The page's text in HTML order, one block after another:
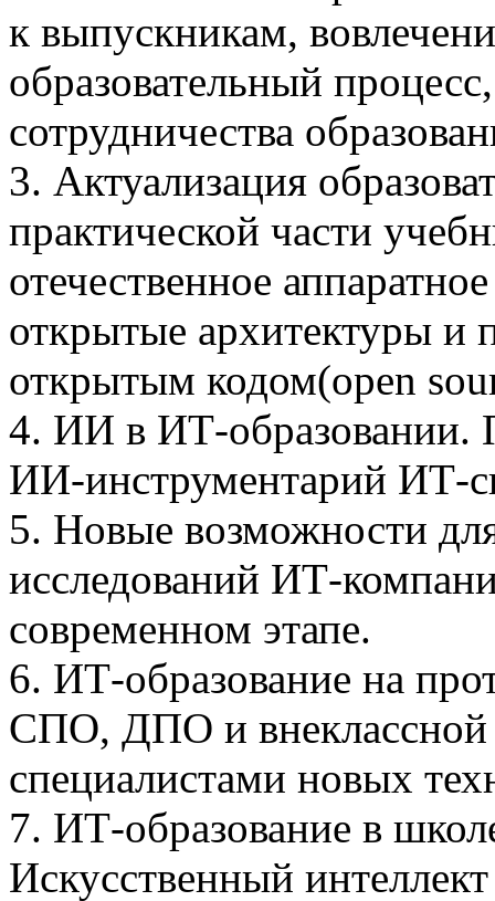
к выпускникам,
образовательный
сотрудничества
3. Актуализация
практической части
отечественное
открытые архитектуры и
открытым кодом(open
4. ИИ в ИТ-образовании.
ИИ-инструментарий ИТ-
5. Новые возможности
исследований ИТ-
современном этапе.
6. ИТ-образование на
СПО, ДПО и внеклассной
специалистами новых
7. ИТ-образование в
Искусственный